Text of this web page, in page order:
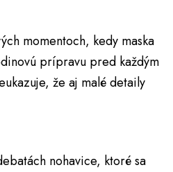
momentoch, kedy maska
prípravu pred každým
že aj malé detaily
nohavice, ktoré sa